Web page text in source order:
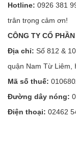
Hotline: 0926 381
trân trọng cảm ơn!
CÔNG TY CỔ
Địa chỉ: Số 812 &
quận Nam Từ Liêm,
Mã số thuế:
Đường dây nóng:
Điện thoại: 02462